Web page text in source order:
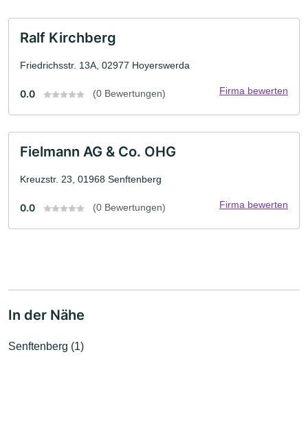
Ralf Kirchberg
Friedrichsstr. 13A, 02977 Hoyerswerda
0.0 (0 Bewertungen) Firma bewerten
Fielmann AG & Co. OHG
Kreuzstr. 23, 01968 Senftenberg
0.0 (0 Bewertungen) Firma bewerten
In der Nähe
Senftenberg (1)